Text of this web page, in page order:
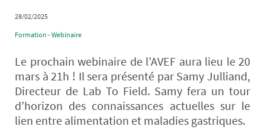
28/02/2025
Formation - Webinaire
Le prochain webinaire de l’AVEF aura lieu le 20
mars à 21h ! Il sera présenté par Samy Julliand,
Directeur de Lab To Field. Samy fera un tour
d’horizon des connaissances actuelles sur le
lien entre alimentation et maladies gastriques.